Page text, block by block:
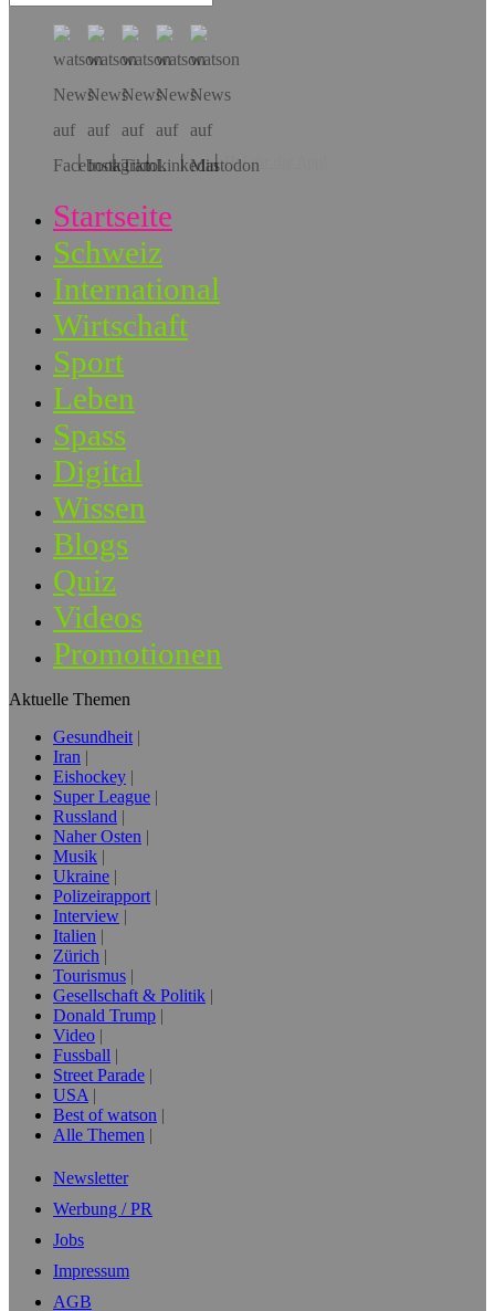
Hol dir die App!
Startseite
Schweiz
International
Wirtschaft
Sport
Leben
Spass
Digital
Wissen
Blogs
Quiz
Videos
Promotionen
Aktuelle Themen
Gesundheit
Iran
Eishockey
Super League
Russland
Naher Osten
Musik
Ukraine
Polizeirapport
Interview
Italien
Zürich
Tourismus
Gesellschaft & Politik
Donald Trump
Video
Fussball
Street Parade
USA
Best of watson
Alle Themen
Newsletter
Werbung / PR
Jobs
Impressum
AGB